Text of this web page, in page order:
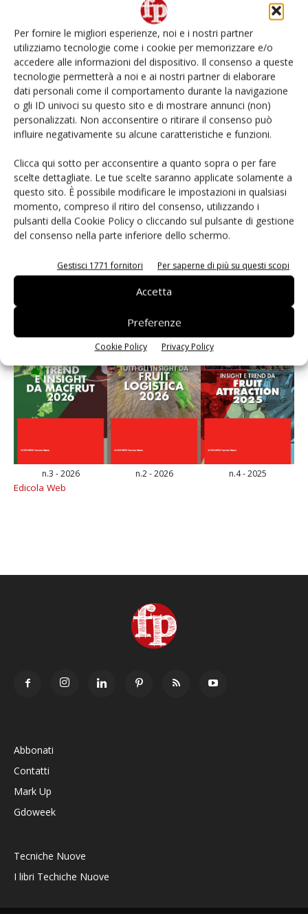
Per fornire le migliori esperienze, noi e i nostri partner
utilizziamo tecnologie come i cookie per memorizzare e/o
accedere alle informazioni del dispositivo. Il consenso a queste
tecnologie permetterà a noi e ai nostri partner di elaborare
dati personali come il comportamento durante la navigazione
o gli ID univoci su questo sito e di mostrare annunci (non)
personalizzati. Non acconsentire o ritirare il consenso può
influire negativamente su alcune caratteristiche e funzioni.
Clicca qui sotto per acconsentire a quanto sopra o per fare
scelte dettagliate. Le tue scelte saranno applicate solamente a
questo sito. È possibile modificare le impostazioni in qualsiasi
momento, compreso il ritiro del consenso, utilizzando i
pulsanti della Cookie Policy o cliccando sul pulsante di gestione
del consenso nella parte inferiore dello schermo.
Gestisci 1771 fornitori Per saperne di più su questi scopi
Accetta
Preferenze
Cookie Policy Privacy Policy
L’ortofrutta di Extra Supermercati tra localismo e
Ai #Repartofresh
Non è una susina: è Metis… e può rivoluzionare la
categoria
Andamento prezzi ortofrutta in Italia al 27 luglio
2026
Leonardo Odorizzi: “Dobbiamo creare stupore nel
punto di vendita” #vocidellortofrutta
n.3 - 2026 n.2 - 2026 n.4 - 2025
Edicola Web
Abbonati
Contatti
Mark Up
Gdoweek
Tecniche Nuove
I libri Techiche Nuove